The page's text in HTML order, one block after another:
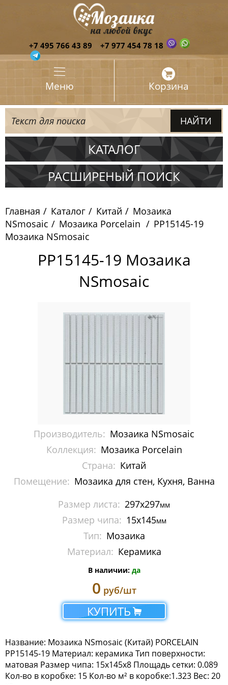
+7 495 766 43 89 +7 977 454 78 18
Меню Корзина
КАТАЛОГ
Испания
Китай
Pixelmosaic
Зеркала NS Bath
Керамогранит NSceramic
Керамогранит Staro
Мозаика Bars Crystal Mosaic
Мозаика Bonaparte
Мозаика Decor-mosaic
Мозаика Imagine Mosaic
Мозаика Keramograd
Мозаика Mir Mosaic
Мозаика Crystal Series
Мозаика Econom Monocolor
Мозаика Exclusive
Мозаика Gold
РАСШИРЕНЫЙ ПОИСК
Главная Каталог Китай
Мозаика
NSmosaic
Мозаика Porcelain
PP15145-19
Мозаика NSmosaic
PP15145-19 Мозаика
NSmosaic
Производитель: Мозаика NSmosaic
Коллекция: Мозаика Porcelain
Страна: Китай
Помещение: Мозаика для стен, Кухня, Ванна
Размер листа: 297x297мм
Размер чипа: 15x145мм
Тип: Мозаика
Материал: Керамика
В наличии: да
0 руб/шт
КУПИТЬ
Название: Мозаика NSmosaic (Китай) PORCELAIN
PP15145-19 Материал: керамика Тип поверхности:
матовая Размер чипа: 15x145x8 Площадь сетки: 0.089
Кол-во в коробке: 15 Кол-во м² в коробке:1.323 Вес: 20